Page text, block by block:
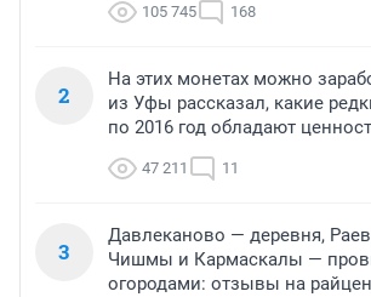
105 745 168
2
На этих монетах можно
из Уфы рассказал, какие
по 2016 год обладают
47 211 11
3
Давлеканово — деревня,
Чишмы и Кармаскалы —
огородами: отзывы на